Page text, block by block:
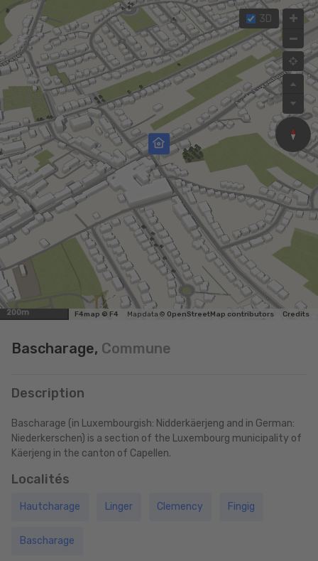
3D
200m F4map © F4 Map data © OpenStreetMap contributors Credits
Bascharage, Commune
Description
Bascharage (in Luxembourgish: Nidderkäerjeng and in German:
Niederkerschen) is a section of the Luxembourg municipality of
Käerjeng in the canton of Capellen.
Localités
Hautcharage Linger Clemency Fingig
Bascharage